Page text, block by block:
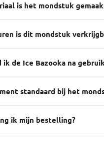
is het mondstuk
is dit mondstuk
ik de Ice Bazooka na
standaard bij het
ik mijn bestelling?